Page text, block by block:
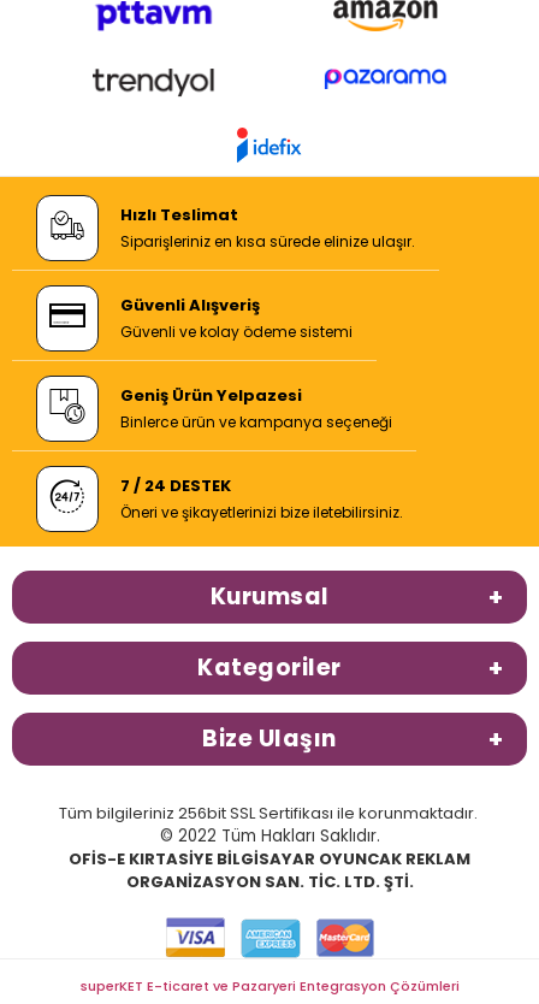
Hızlı Teslimat
Siparişleriniz en kısa sürede elinize ulaşır.
Güvenli Alışveriş
Güvenli ve kolay ödeme sistemi
Geniş Ürün Yelpazesi
Binlerce ürün ve kampanya seçeneği
7 / 24 DESTEK
Öneri ve şikayetlerinizi bize iletebilirsiniz.
Kurumsal
Kategoriler
Bize Ulaşın
Tüm bilgileriniz 256bit SSL Sertifikası ile korunmaktadır.
© 2022 Tüm Hakları Saklıdır.
OFİS-E KIRTASİYE BİLGİSAYAR OYUNCAK REKLAM
ORGANİZASYON SAN. TİC. LTD. ŞTİ.
superKET E-ticaret ve Pazaryeri Entegrasyon Çözümleri